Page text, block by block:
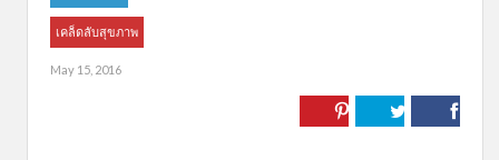
เคล็ดลับสุขภาพ
May 15, 2016